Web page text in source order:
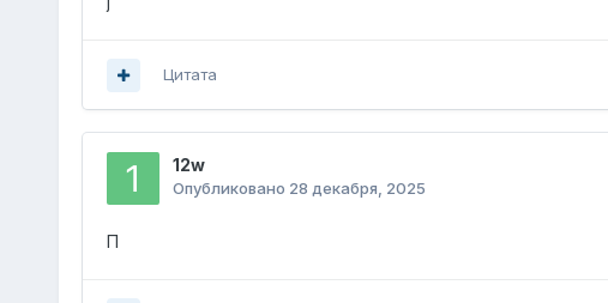
Цитата
12w
Опубликовано 28 декабря, 2025
П